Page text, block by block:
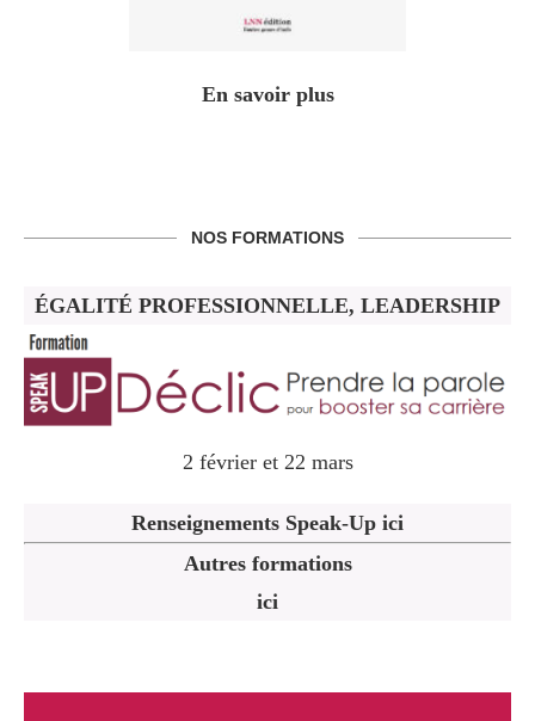
En savoir plus
NOS FORMATIONS
ÉGALITÉ PROFESSIONNELLE, LEADERSHIP
2 février et 22 mars
Renseignements Speak-Up ici
Autres formations
ici